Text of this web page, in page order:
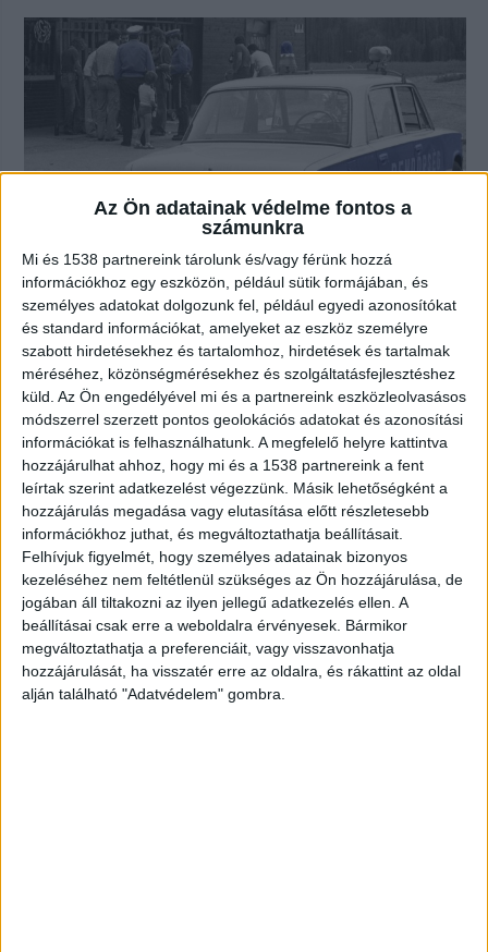
Az Ön adatainak védelme fontos a
számunkra
Mi és 1538 partnereink tárolunk és/vagy férünk hozzá
információkhoz egy eszközön, például sütik formájában, és
személyes adatokat dolgozunk fel, például egyedi azonosítókat
és standard információkat, amelyeket az eszköz személyre
szabott hirdetésekhez és tartalomhoz, hirdetések és tartalmak
méréséhez, közönségmérésekhez és szolgáltatásfejlesztéshez
küld. Az Ön engedélyével mi és a partnereink eszközleolvasásos
módszerrel szerzett pontos geolokációs adatokat és azonosítási
információkat is felhasználhatunk. A megfelelő helyre kattintva
hozzájárulhat ahhoz, hogy mi és a 1538 partnereink a fent
leírtak szerint adatkezelést végezzünk. Másik lehetőségként a
hozzájárulás megadása vagy elutasítása előtt részletesebb
információkhoz juthat, és megváltoztathatja beállításait.
Felhívjuk figyelmét, hogy személyes adatainak bizonyos
kezeléséhez nem feltétlenül szükséges az Ön hozzájárulása, de
jogában áll tiltakozni az ilyen jellegű adatkezelés ellen. A
beállításai csak erre a weboldalra érvényesek. Bármikor
megváltoztathatja a preferenciáit, vagy visszavonhatja
hozzájárulását, ha visszatér erre az oldalra, és rákattint az oldal
alján található "Adatvédelem" gombra.
Átvágták a torkát egy rendőrnek az
Üllői úton – őrületes hajsza indult a
tettesek felkutatásáért
2024.04.13. 9:03
Egy későbbi bankrabláshoz akarták felhasználni az
Üllői úton posztoló rendőr fegyvereit, ezért...